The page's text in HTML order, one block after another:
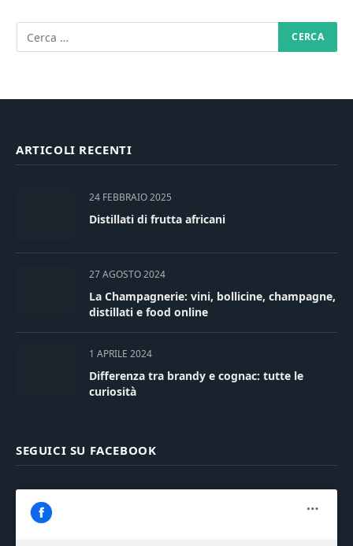
ARTICOLI RECENTI
24 FEBBRAIO 2025
Distillati di frutta africani
27 AGOSTO 2024
La Champagnerie: vini, bollicine, champagne,
distillati e food online
1 APRILE 2024
Differenza tra brandy e cognac: tutte le
curiosità
SEGUICI SU FACEBOOK